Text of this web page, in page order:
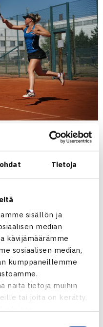
Tietoja
sisällön ja
median
kävijämäärämme
sosiaalisen median,
kumppaneillemme
näitä tietoja muihin
tai joita on kerätty,
sijoitettuVenla
sijoitettuMariella
nälkäisiä kirkastamaan
mutta myös
lyönneillään
pelaajia
(RaVS),Marissa Minetti
Satu Kyyrä
pelaajista on vahvasti
viime aikoina pelannut